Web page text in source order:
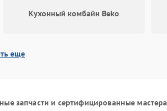
60 мин
Кухонный комбайн Beko
еще
запчасти и сертифицированные мастера